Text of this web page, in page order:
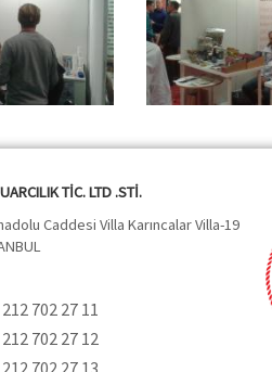
TİC. LTD .STİ.
Caddesi Villa Karıncalar Villa-19
702 27 11
702 27 12
702 27 13